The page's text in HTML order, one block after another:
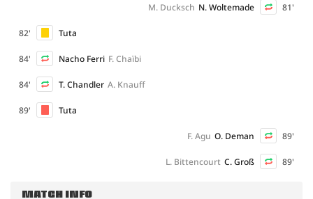
81'
N. Woltemade
M. Ducksch
82' Tuta
84' Nacho Ferri F. Chaïbi
84' T. Chandler A. Knauff
89' Tuta
89'
O. Deman
F. Agu
89'
C. Groß
L. Bittencourt
MATCH INFO